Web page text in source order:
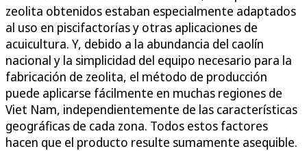
zeolita obtenidos estaban especialmente adaptados
al uso en piscifactorías y otras aplicaciones de
acuicultura. Y, debido a la abundancia del caolín
nacional y la simplicidad del equipo necesario para la
fabricación de zeolita, el método de producción
puede aplicarse fácilmente en muchas regiones de
Viet Nam, independientemente de las características
geográficas de cada zona. Todos estos factores
hacen que el producto resulte sumamente asequible.